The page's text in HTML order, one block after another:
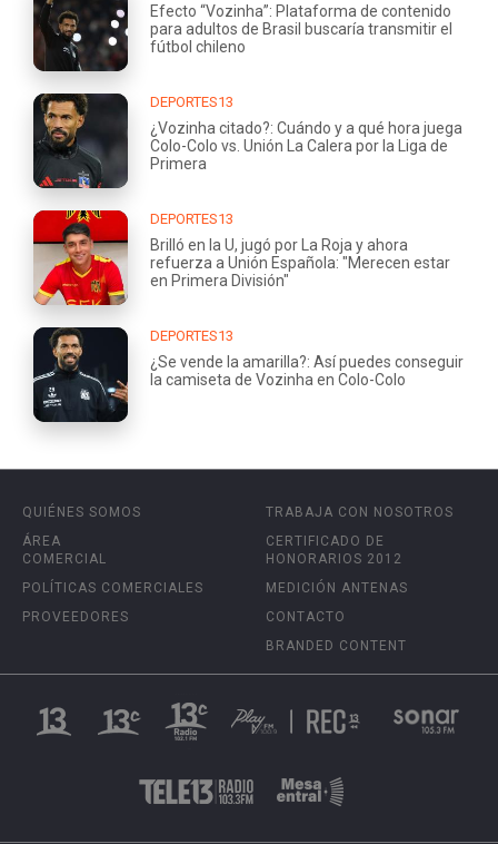
Efecto “Vozinha”: Plataforma de contenido
para adultos de Brasil buscaría transmitir el
fútbol chileno
DEPORTES13
¿Vozinha citado?: Cuándo y a qué hora juega
Colo-Colo vs. Unión La Calera por la Liga de
Primera
DEPORTES13
Brilló en la U, jugó por La Roja y ahora
refuerza a Unión Española: "Merecen estar
en Primera División"
DEPORTES13
¿Se vende la amarilla?: Así puedes conseguir
la camiseta de Vozinha en Colo-Colo
QUIÉNES SOMOS
ÁREA
COMERCIAL
POLÍTICAS COMERCIALES
PROVEEDORES
TRABAJA CON NOSOTROS
CERTIFICADO DE
HONORARIOS 2012
MEDICIÓN ANTENAS
CONTACTO
BRANDED CONTENT